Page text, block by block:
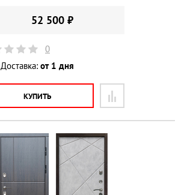
52 500 ₽
0
Доставка: от 1 дня
КУПИТЬ